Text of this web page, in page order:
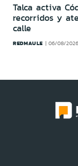
Talca activa
recorridos y
calle
REDMAULE 06/08/2026